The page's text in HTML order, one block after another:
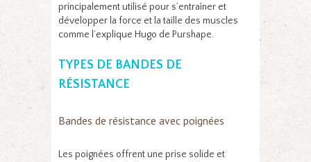
principalement utilisé pour s’entraîner et
développer la force et la taille des muscles
comme l’explique Hugo de Purshape.
TYPES DE BANDES DE
RÉSISTANCE
Bandes de résistance avec poignées
Les poignées offrent une prise solide et